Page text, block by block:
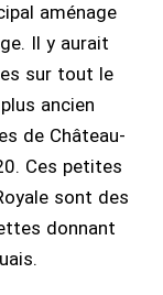
aménage
Il y aurait
sur tout le
ancien
de Château-
Ces petites
sont des
donnant